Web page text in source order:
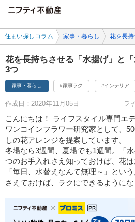
住まい探しコラム 家事・暮らし 花を長
花を長持ちさせる「水揚げ」と
3つ
家事・暮らし #家事ラク #インテリア
作成日：2020年11月05日 ラ
こんにちは！ ライフスタイル専門エ
ワンコインフラワー研究家として、
しの花アレンジを提案しています。
冬場なら3週間、夏場でも1週間。「
つのお手入れさえ知っておけば、花は
「毎日、水替えなんて無理～」とい
さえておけば、ラクにできるようにな